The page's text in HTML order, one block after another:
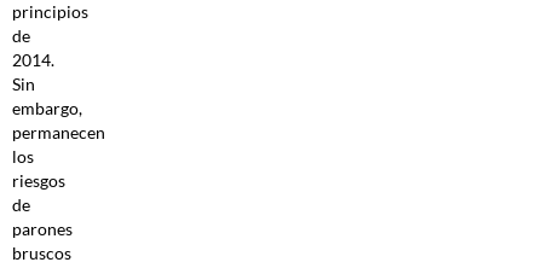
principios
de
2014.
Sin
embargo,
permanecen
los
riesgos
de
parones
bruscos